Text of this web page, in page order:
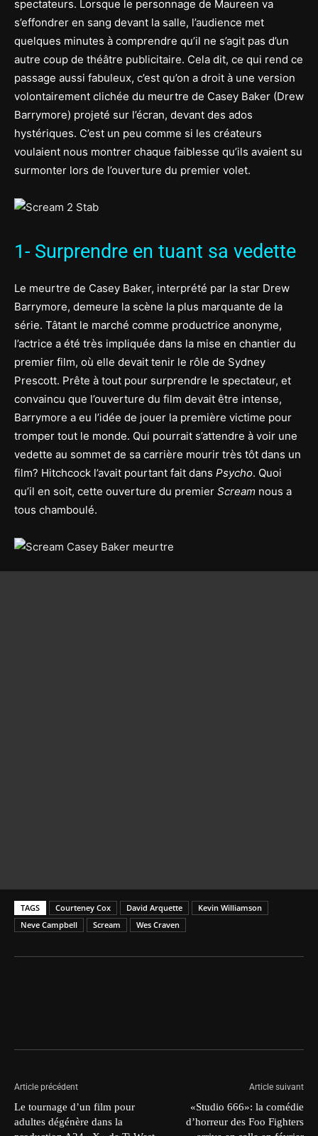
spectateurs. Lorsque le personnage de Maureen va
s’effondrer en sang devant la salle, l’audience met
quelques minutes à comprendre qu’il ne s’agit pas d’un
autre coup de théâtre publicitaire. Cela dit, ce qui rend ce
passage aussi fabuleux, c’est qu’on a droit à une version
volontairement clichée du meurtre de Casey Baker (Drew
Barrymore) projeté sur l’écran, devant des ados
hystériques. C’est un peu comme si les créateurs
voulaient nous montrer chaque faiblesse qu’ils avaient su
surmonter lors de l’ouverture du premier volet.
1- Surprendre en tuant sa vedette
Le meurtre de Casey Baker, interprété par la star Drew
Barrymore, demeure la scène la plus marquante de la
série. Tâtant le marché comme productrice anonyme,
l’actrice a été très impliquée dans la mise en chantier du
premier film, où elle devait tenir le rôle de Sydney
Prescott. Prête à tout pour surprendre le spectateur, et
convaincu que l’ouverture du film devait être intense,
Barrymore a eu l’idée de jouer la première victime pour
tromper tout le monde. Qui pourrait s’attendre à voir une
vedette au sommet de sa carrière mourir très tôt dans un
film? Hitchcock l’avait pourtant fait dans Psycho. Quoi
qu’il en soit, cette ouverture du premier Scream nous a
tous chamboulé.
TAGS Courteney Cox David Arquette
Kevin Williamson
Neve Campbell
Scream Wes Craven
Article précédent
Le tournage d’un film pour
adultes dégénère dans la
Article suivant
«Studio 666»: la comédie
d’horreur des Foo Fighters